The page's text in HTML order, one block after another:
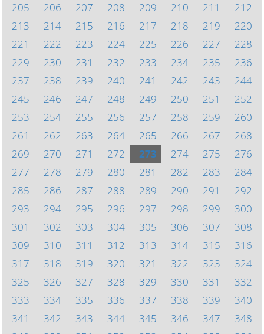
205
206 207 208 209 210 211
212
213
214 215 216 217 218 219
220
221
222 223 224 225 226 227
228
229
230 231 232 233 234 235
236
237
238 239 240 241 242 243
244
245
246 247 248 249 250 251
252
253
254 255 256 257 258 259
260
261
262 263 264 265 266 267
268
269
270 271 272 273 274 275
276
277
278 279 280 281 282 283
284
285
286 287 288 289 290 291
292
293
294 295 296 297 298 299
300
301
302 303 304 305 306 307
308
309
310 311 312 313 314 315
316
317
318 319 320 321 322 323
324
325
326 327 328 329 330 331
332
333
334 335 336 337 338 339
340
341
342 343 344 345 346 347
348